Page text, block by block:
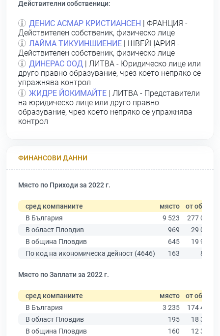
Действителни собственици:
ДЕНИС АСМАР КРИСТИАНСЕН
| ФРАНЦИЯ -
Действителен собственик, физическо лице
ЛАЙМА ТИКУИНШИЕНИЕ | ШВЕЙЦАРИЯ -
Действителен собственик, физическо лице
ДИНЕРАС ООД | ЛИТВА - Юридическо лице или
друго правно образувание, чрез което непряко се
упражнява контрол
ЖИДРЕ ЙОКИМАЙТЕ | ЛИТВА - Представители
на юридическо лице или друго правно
образувание, чрез което непряко се упражнява
контрол
ФИНАНСОВИ ДАННИ
Място по Приходи за 2022 г.
сред компаниите място от общо
В България
9 523
277 019
В област Пловдив
969
29 067
В община Пловдив
645
19 939
По код на икономическа дейност (4646)
163 866
Място по Заплати за 2022 г.
сред компаниите място от общо
В България
3 235
174 403
В област Пловдив
195
18 305
В община Пловдив
160
12 387